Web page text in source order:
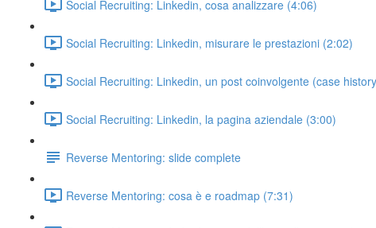
Social Recruiting: Linkedin, cosa analizzare (4:06)
Social Recruiting: Linkedin, misurare le prestazioni (2:02)
Social Recruiting: Linkedin, un post coinvolgente (case
Social Recruiting: Linkedin, la pagina aziendale (3:00)
Reverse Mentoring: slide complete
Reverse Mentoring: cosa è e roadmap (7:31)